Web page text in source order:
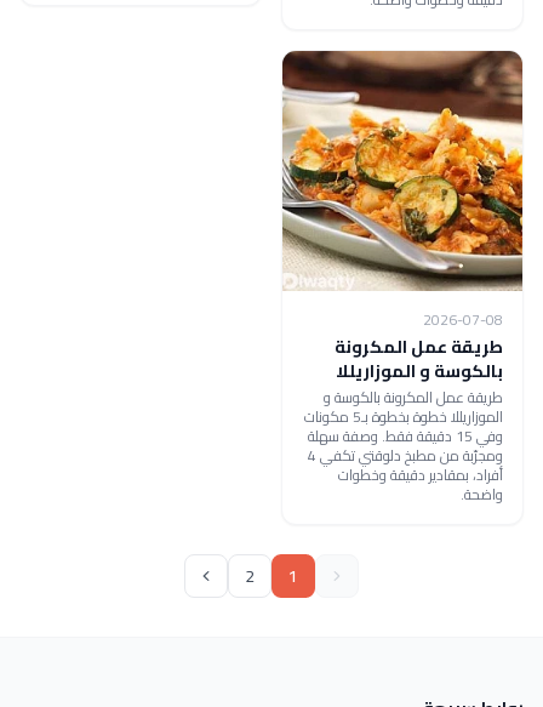
2026-07-08
طريقة عمل المكرونة
بالكوسة و الموزاريللا
طريقة عمل المكرونة بالكوسة و
الموزاريللا خطوة بخطوة بـ5 مكونات
وفي 15 دقيقة فقط. وصفة سهلة
ومجرّبة من مطبخ دلوقتي تكفي 4
أفراد، بمقادير دقيقة وخطوات
واضحة.
1
2